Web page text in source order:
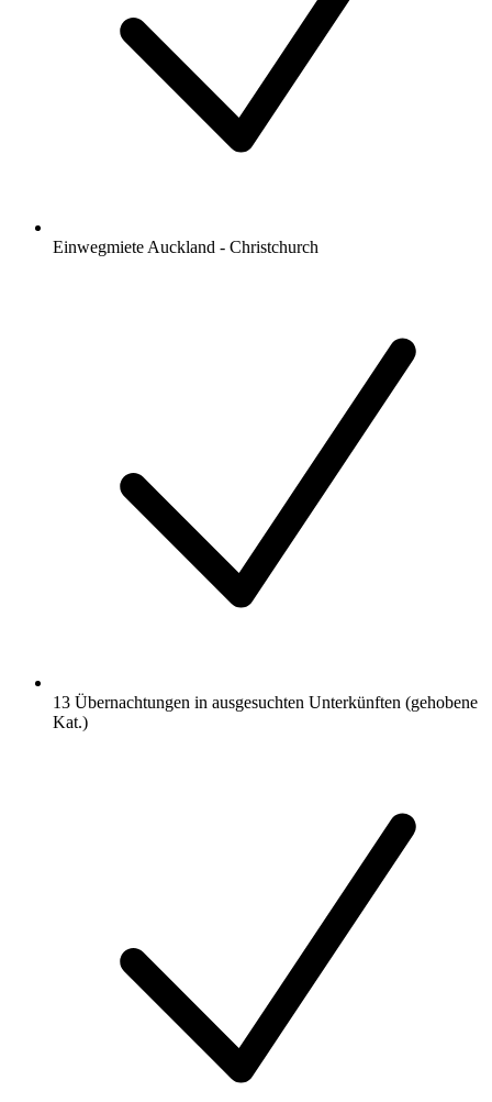
Einwegmiete Auckland - Christchurch
13 Übernachtungen in ausgesuchten Unterkünften (gehobene
Kat.)